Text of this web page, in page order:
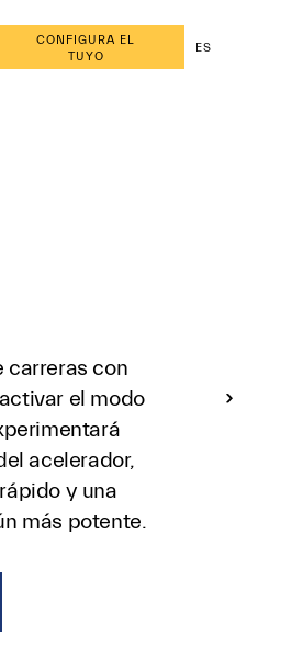
CONFIGURA EL
TUYO
ES
carreras con
el modo
acelerador,
y una
más potente.